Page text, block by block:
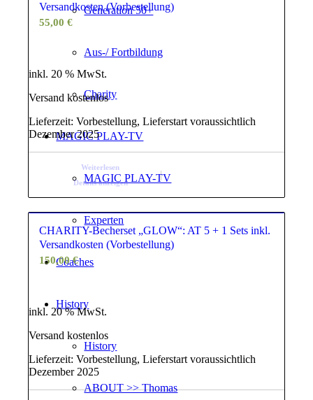
Generation 50+
Aus-/ Fortbildung
Charity
MAGIC PLAY-TV
MAGIC PLAY-TV
Experten
Coaches
History
History
ABOUT >> Thomas
Versandkosten (Vorbestellung)
55,00€
inkl. 20 % MwSt.
Versand kostenlos
Lieferzeit:Vorbestellung, Lieferstart voraussichtlich
Dezember 2025
Weiterlesen
Details anzeigen
CHARITY-Becherset „GLOW“: AT 5 + 1 Sets inkl.
Versandkosten (Vorbestellung)
150,00€
inkl. 20 % MwSt.
Versand kostenlos
Lieferzeit:Vorbestellung, Lieferstart voraussichtlich
Dezember 2025